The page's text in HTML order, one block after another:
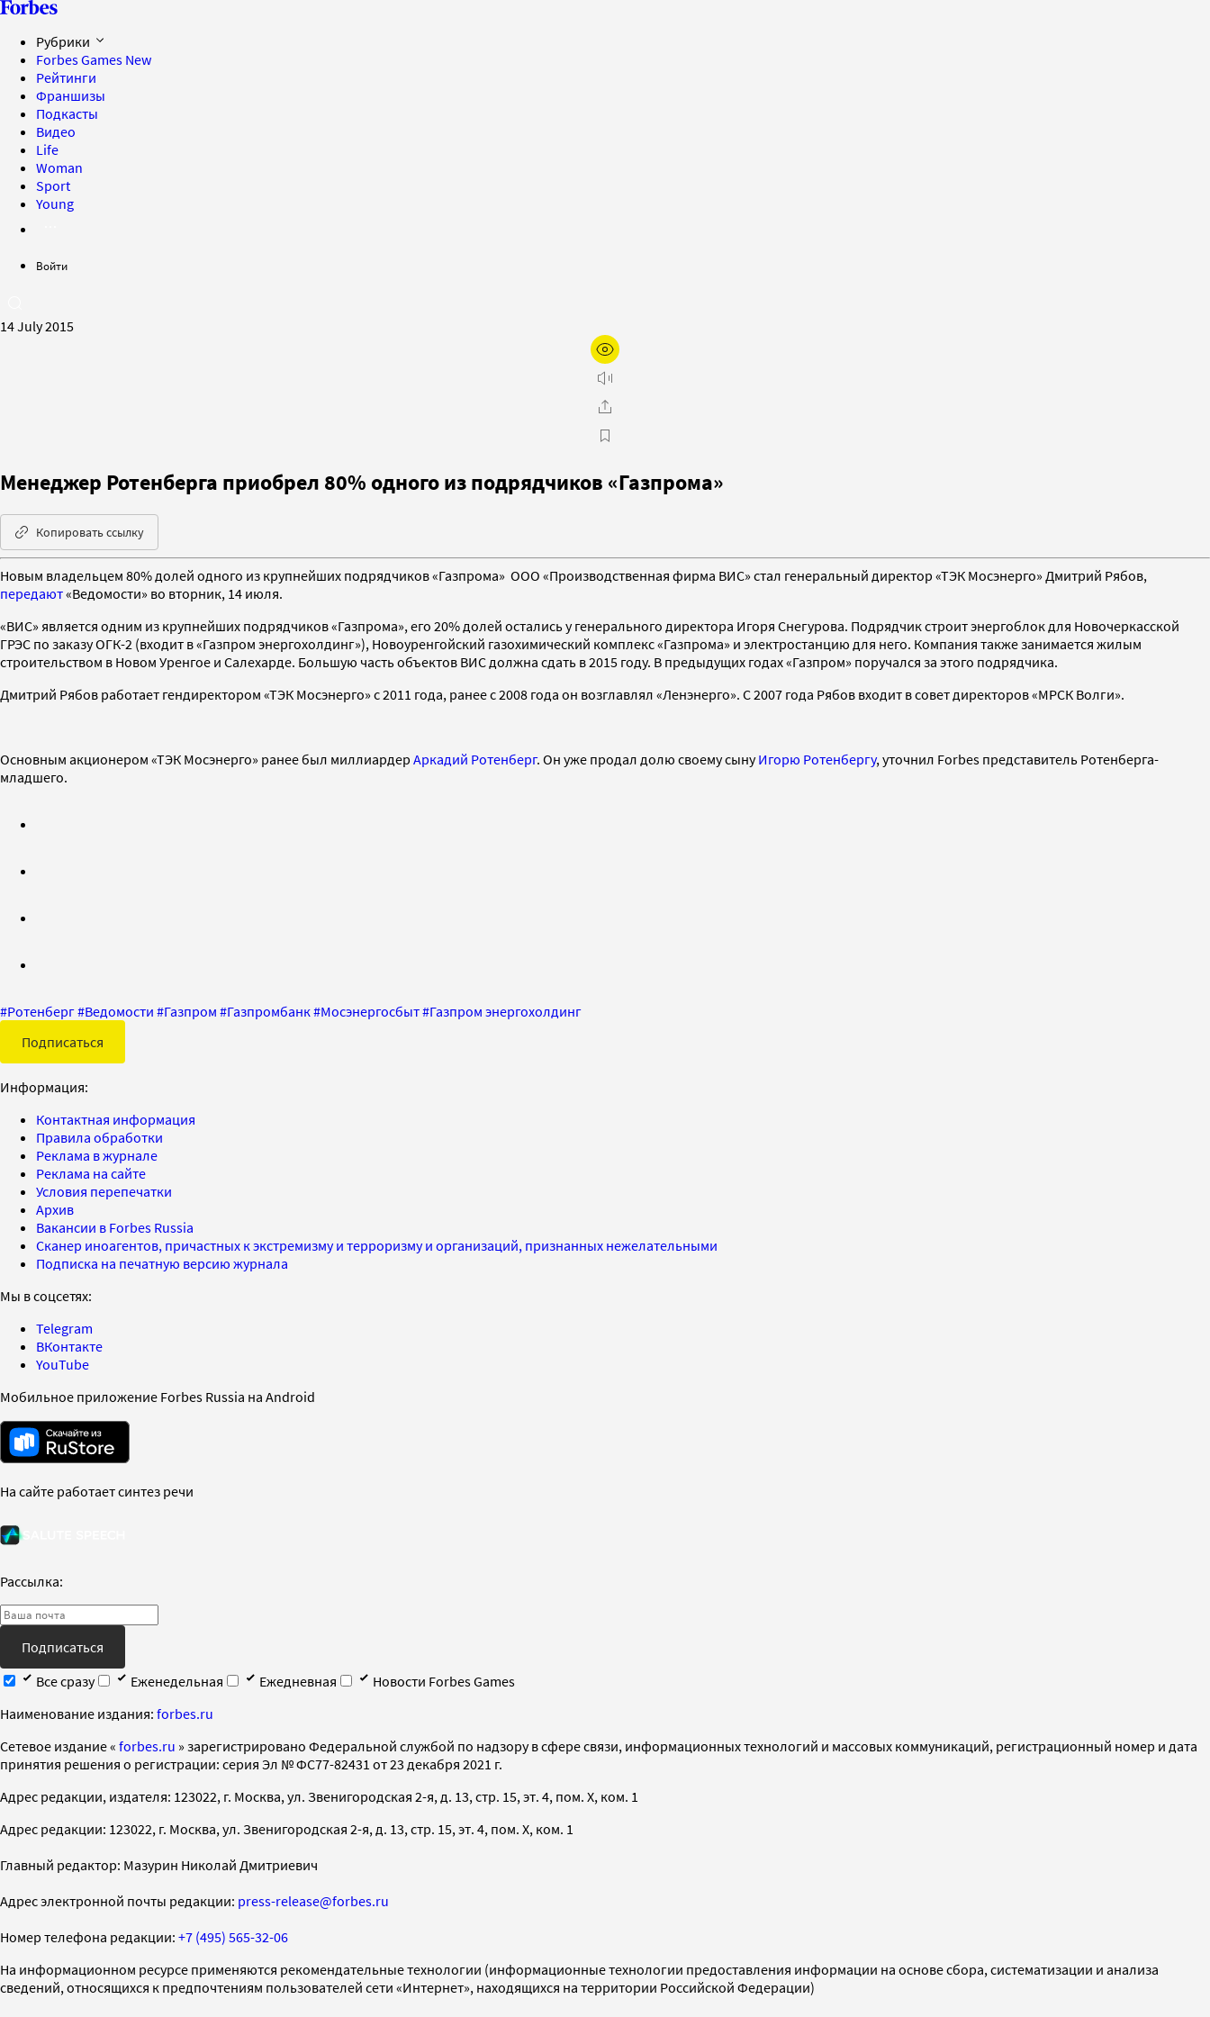
Рубрики
Forbes Games New
Рейтинги
Франшизы
Подкасты
Видео
Life
Woman
Sport
Young
Войти
14 July 2015
Менеджер Ротенберга приобрел 80% одного из подрядчиков «Газпрома»
Копировать ссылку
Новым владельцем 80% долей одного из крупнейших подрядчиков «Газпрома» ООО «Производственная фирма ВИС» стал генеральный директор «ТЭК Мосэнерго» Дмитрий Рябов,
передают«Ведомости» во вторник, 14 июля.
«ВИС» является одним из крупнейших подрядчиков «Газпрома», его 20% долей остались у генерального директора Игоря Снегурова. Подрядчик строит энергоблок для Новочеркасской
ГРЭС по заказу ОГК-2 (входит в «Газпром энергохолдинг»), Новоуренгойский газохимический комплекс «Газпрома» и электростанцию для него. Компания также занимается жилым
строительством в Новом Уренгое и Салехарде. Большую часть объектов ВИС должна сдать в 2015 году. В предыдущих годах «Газпром» поручался за этого подрядчика.
Дмитрий Рябов работает гендиректором «ТЭК Мосэнерго» с 2011 года, ранее с 2008 года он возглавлял «Ленэнерго». С 2007 года Рябов входит в совет директоров «МРСК Волги».
Основным акционером «ТЭК Мосэнерго» ранее был миллиардер Аркадий Ротенберг. Он уже продал долю своему сынуИгорю Ротенбергу, уточнил Forbes представитель Ротенберга-
младшего.
#Ротенберг#Ведомости #Газпром #Газпромбанк#Мосэнергосбыт#Газпром энергохолдинг
Подписаться
Информация:
Контактная информация
Правила обработки
Реклама в журнале
Реклама на сайте
Условия перепечатки
Архив
Вакансии в Forbes Russia
Сканер иноагентов, причастных к экстремизму и терроризму и организаций, признанных нежелательными
Подписка на печатную версию журнала
Мы в соцсетях:
Telegram
ВКонтакте
YouTube
Мобильное приложение Forbes Russia на Android
На сайте работает синтез речи
Рассылка:
Подписаться
Все сразу
Еженедельная Ежедневная
Новости Forbes Games
Наименование издания: forbes.ru
Cетевое издание « forbes.ru » зарегистрировано Федеральной службой по надзору в сфере связи, информационных технологий и массовых коммуникаций, регистрационный номер и дата
принятия решения о регистрации: серия Эл № ФС77-82431 от 23 декабря 2021 г.
Адрес редакции, издателя: 123022, г. Москва, ул. Звенигородская 2-я, д. 13, стр. 15, эт. 4, пом. X, ком. 1
Адрес редакции: 123022, г. Москва, ул. Звенигородская 2-я, д. 13, стр. 15, эт. 4, пом. X, ком. 1
Главный редактор: Мазурин Николай Дмитриевич
Адрес электронной почты редакции: press-release@forbes.ru
Номер телефона редакции: +7 (495) 565-32-06
На информационном ресурсе применяются рекомендательные технологии (информационные технологии предоставления информации на основе сбора, систематизации и анализа
сведений, относящихся к предпочтениям пользователей сети «Интернет», находящихся на территории Российской Федерации)